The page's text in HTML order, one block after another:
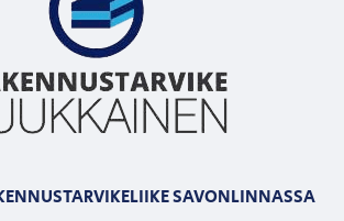
SAVONLINNASSA